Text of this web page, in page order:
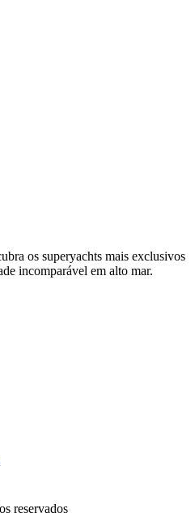
os superyachts mais exclusivos
incomparável em alto mar.
reservados